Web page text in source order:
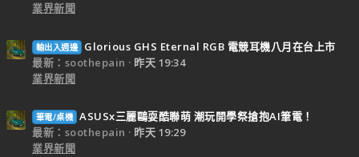
業界新聞
輸出入週邊
Glorious GHS Eternal RGB 電競耳機八月在台上市
最新：soothepain
昨天 19:34
業界新聞
筆電/桌機 ASUSx三麗鷗耍酷聯萌 潮玩開學祭搶抱AI筆電！
最新：soothepain
昨天 19:29
業界新聞